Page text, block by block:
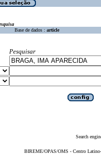
Base de dados : article
Pesquisar
Search
BIREME/OPAS/OMS - Centro Latino-